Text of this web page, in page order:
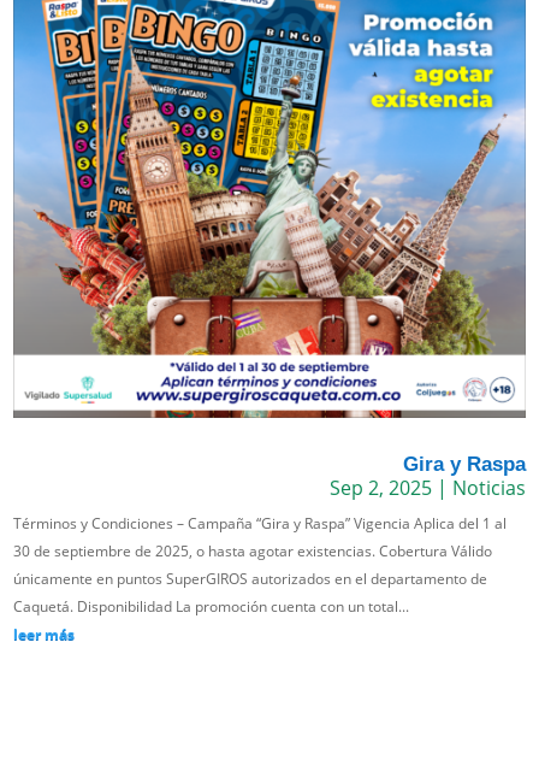
Gira y Raspa
Sep 2, 2025| Noticias
Términos y Condiciones – Campaña “Gira y Raspa” Vigencia Aplica del 1 al
30 de septiembre de 2025, o hasta agotar existencias. Cobertura Válido
únicamente en puntos SuperGIROS autorizados en el departamento de
Caquetá. Disponibilidad La promoción cuenta con un total...
leer más